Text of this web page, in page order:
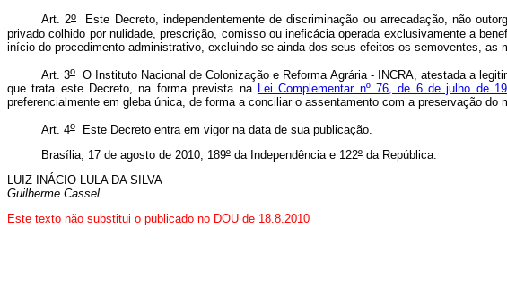
Art. 2o
Este Decreto, independentemente de discriminação ou arrecadação, não
privado colhido por nulidade, prescrição, comisso ou ineficácia operada exclusivamente a
início do procedimento administrativo, excluindo-se ainda dos seus efeitos os semoventes,
Art. 3oO Instituto Nacional de Colonização e Reforma Agrária - INCRA, atestada a
que trata este Decreto, na forma prevista na
Lei Complementar nº 76, de 6 de julho de
preferencialmente em gleba única, de forma a conciliar o assentamento com a preservação do
Art. 4oEste Decreto entra em vigor na data de sua publicação.
Brasília, 17 de agosto de 2010; 189ºda Independência e 122ºda República.
LUIZ INÁCIO LULA DA SILVA
Guilherme Cassel
Este texto não substitui o publicado no DOU de 18.8.2010